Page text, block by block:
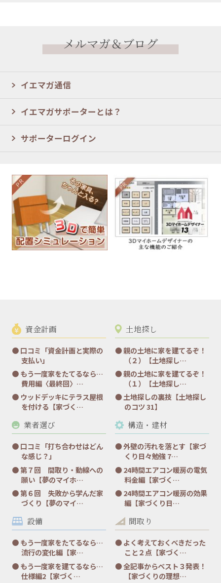
メルマガ＆ブログ
イエマガ通信
イエマガサポーターとは？
サポーターログイン
資金計画
口コミ「資金計画と実際の
支払い」
もう一度家をたてるなら…
費用編〈最終回〉…
ウッドデッキにテラス屋根
を付ける【家づく…
土地探し
親の土地に家を建てるぞ！
（２）【土地探し…
親の土地に家を建てるぞ！
（１）【土地探し…
土地探しの裏技【土地探し
のコツ 31】
業者選び
口コミ「打ち合わせはどん
な感じ？」
第７回 間取り・動線への
願い【夢のマイホ…
第６回 失敗から学んだ家
づくり【夢のマイ…
構造・建材
外壁の汚れを落とす【家づ
くり日々勉強 7…
24時間エアコン暖房の電気
料金編【家づく…
24時間エアコン暖房の効果
編【家づくり日…
設備
もう一度家をたてるなら…
流行の変化編【家…
もう一度家を建てるなら…
仕様編2【家づく…
間取り
よく考えておくべきだった
こと２点【家づく…
全記事からベスト３発表！
【家づくりの理想…